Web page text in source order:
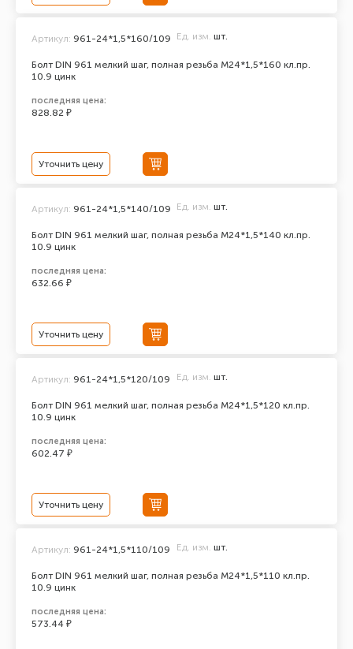
Болт DIN 961 мелкий шаг, полная резьба M24*1,5*160 кл.пр.
10.9 цинк
Артикул: 961-24*1,5*160/109 Ед. изм. шт.
последняя цена:
828.82 ₽
Уточнить цену
Болт DIN 961 мелкий шаг, полная резьба M24*1,5*140 кл.пр.
10.9 цинк
Артикул: 961-24*1,5*140/109 Ед. изм. шт.
последняя цена:
632.66 ₽
Уточнить цену
Болт DIN 961 мелкий шаг, полная резьба M24*1,5*120 кл.пр.
10.9 цинк
Артикул: 961-24*1,5*120/109 Ед. изм. шт.
последняя цена:
602.47 ₽
Уточнить цену
Болт DIN 961 мелкий шаг, полная резьба M24*1,5*110 кл.пр.
10.9 цинк
Артикул: 961-24*1,5*110/109 Ед. изм. шт.
последняя цена:
573.44 ₽